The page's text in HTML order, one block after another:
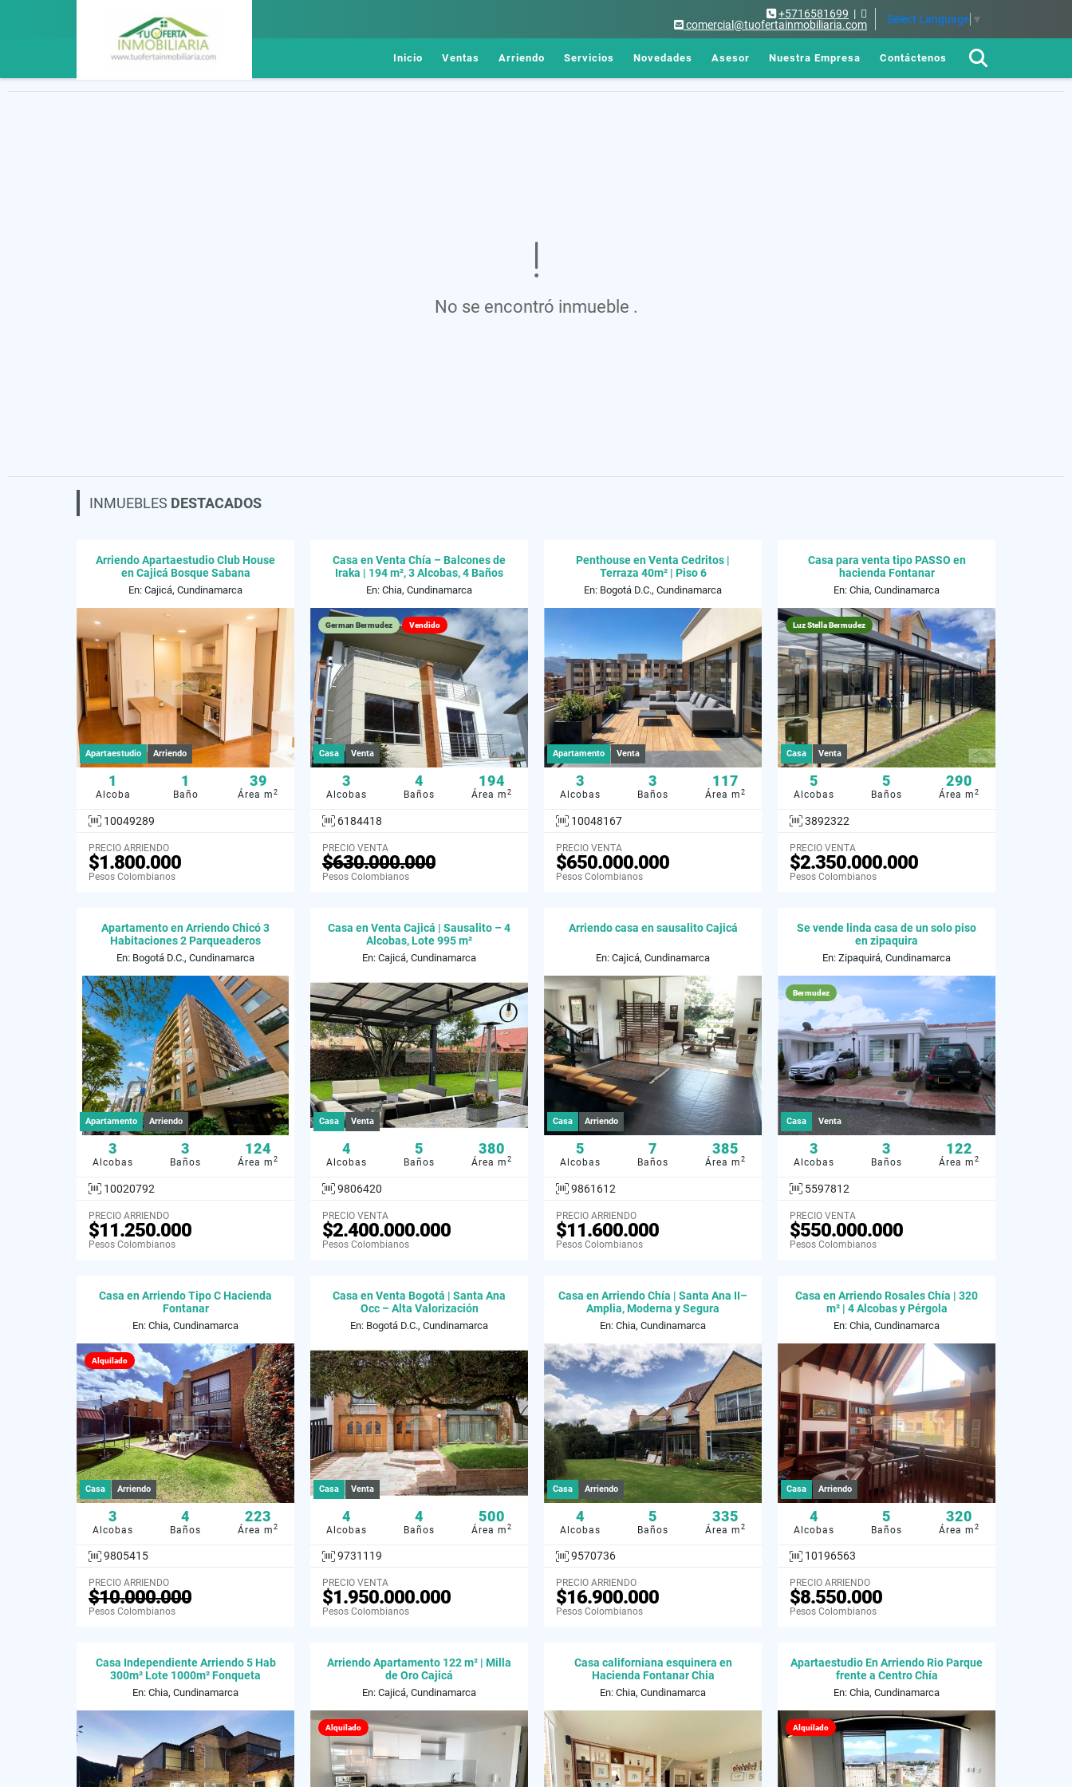
+5716581699 |
comercial@tuofertainmobiliaria.com
Select Language ▼
Inicio Ventas Arriendo Servicios Novedades Asesor Nuestra Empresa Contáctenos
No se encontró inmueble .
INMUEBLES DESTACADOS
Arriendo Apartaestudio Club House
en Cajicá Bosque Sabana
En: Cajicá, Cundinamarca
Apartaestudio Arriendo
1
Alcoba
1
Baño
39
Área m 2
10049289
PRECIO ARRIENDO
$1.800.000
Pesos Colombianos
Casa en Venta Chía – Balcones de
Iraka | 194 m², 3 Alcobas, 4 Baños
En: Chia, Cundinamarca
German Bermudez Vendido
Casa Venta
3
Alcobas
4
Baños
194
Área m 2
6184418
PRECIO VENTA
$630.000.000
Pesos Colombianos
Penthouse en Venta Cedritos |
Terraza 40m² | Piso 6
En: Bogotá D.C., Cundinamarca
Apartamento Venta
3
Alcobas
3
Baños
117
Área m 2
10048167
PRECIO VENTA
$650.000.000
Pesos Colombianos
Casa para venta tipo PASSO en
hacienda Fontanar
En: Chia, Cundinamarca
Luz Stella Bermudez
Casa Venta
5
Alcobas
5
Baños
290
Área m 2
3892322
PRECIO VENTA
$2.350.000.000
Pesos Colombianos
Apartamento en Arriendo Chicó 3
Habitaciones 2 Parqueaderos
En: Bogotá D.C., Cundinamarca
Apartamento Arriendo
3
Alcobas
3
Baños
124
Área m 2
10020792
PRECIO ARRIENDO
$11.250.000
Pesos Colombianos
Casa en Venta Cajicá | Sausalito – 4
Alcobas, Lote 995 m²
En: Cajicá, Cundinamarca
Casa Venta
4
Alcobas
5
Baños
380
Área m 2
9806420
PRECIO VENTA
$2.400.000.000
Pesos Colombianos
Arriendo casa en sausalito Cajicá
En: Cajicá, Cundinamarca
Casa Arriendo
5
Alcobas
7
Baños
385
Área m 2
9861612
PRECIO ARRIENDO
$11.600.000
Pesos Colombianos
Se vende linda casa de un solo piso
en zipaquira
En: Zipaquirá, Cundinamarca
Bermudez
Casa Venta
3
Alcobas
3
Baños
122
Área m 2
5597812
PRECIO VENTA
$550.000.000
Pesos Colombianos
Casa en Arriendo Tipo C Hacienda
Fontanar
En: Chia, Cundinamarca
Alquilado
Casa Arriendo
3
Alcobas
4
Baños
223
Área m 2
9805415
PRECIO ARRIENDO
$10.000.000
Pesos Colombianos
Casa en Venta Bogotá | Santa Ana
Occ – Alta Valorización
En: Bogotá D.C., Cundinamarca
Casa Venta
4
Alcobas
4
Baños
500
Área m 2
9731119
PRECIO VENTA
$1.950.000.000
Pesos Colombianos
Casa en Arriendo Chía | Santa Ana II–
Amplia, Moderna y Segura
En: Chia, Cundinamarca
Casa Arriendo
4
Alcobas
5
Baños
335
Área m 2
9570736
PRECIO ARRIENDO
$16.900.000
Pesos Colombianos
Casa en Arriendo Rosales Chía | 320
m² | 4 Alcobas y Pérgola
En: Chia, Cundinamarca
Casa Arriendo
4
Alcobas
5
Baños
320
Área m 2
10196563
PRECIO ARRIENDO
$8.550.000
Pesos Colombianos
Casa Independiente Arriendo 5 Hab
300m² Lote 1000m² Fonqueta
En: Chia, Cundinamarca
Arriendo Apartamento 122 m² | Milla
de Oro Cajicá
En: Cajicá, Cundinamarca
Alquilado
Casa californiana esquinera en
Hacienda Fontanar Chia
En: Chia, Cundinamarca
Apartaestudio En Arriendo Rio Parque
frente a Centro Chía
En: Chia, Cundinamarca
Alquilado